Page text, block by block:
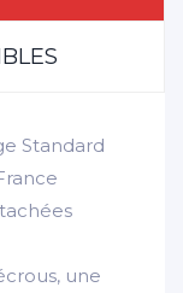
Standard
une